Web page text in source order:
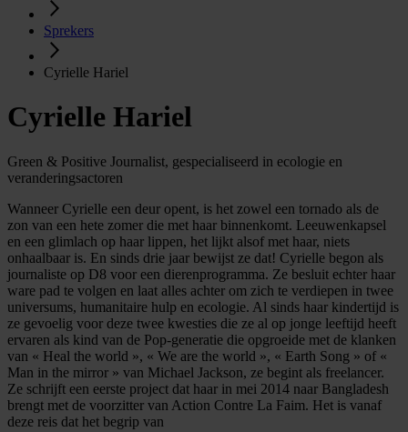
Sprekers
Cyrielle Hariel
Cyrielle Hariel
Green & Positive Journalist, gespecialiseerd in ecologie en
veranderingsactoren
Wanneer Cyrielle een deur opent, is het zowel een tornado als de
zon van een hete zomer die met haar binnenkomt. Leeuwenkapsel
en een glimlach op haar lippen, het lijkt alsof met haar, niets
onhaalbaar is. En sinds drie jaar bewijst ze dat! Cyrielle begon als
journaliste op D8 voor een dierenprogramma. Ze besluit echter haar
ware pad te volgen en laat alles achter om zich te verdiepen in twee
universums, humanitaire hulp en ecologie. Al sinds haar kindertijd is
ze gevoelig voor deze twee kwesties die ze al op jonge leeftijd heeft
ervaren als kind van de Pop-generatie die opgroeide met de klanken
van « Heal the world », « We are the world », « Earth Song » of «
Man in the mirror » van Michael Jackson, ze begint als freelancer.
Ze schrijft een eerste project dat haar in mei 2014 naar Bangladesh
brengt met de voorzitter van Action Contre La Faim. Het is vanaf
deze reis dat het begrip van